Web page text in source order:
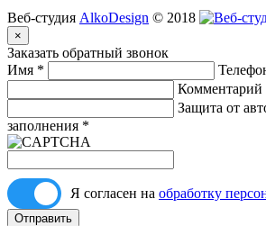
Веб-студия AlkoDesign © 2018
×
Заказать обратный звонок
Имя *
Комментарий
Защита от
заполнения *
Я согласен на обработку
Отправить